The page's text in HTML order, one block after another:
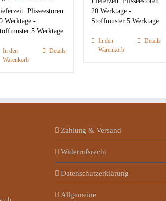
Plisseestoren
Werktage -
5 Werktage
In den
Warenkorb
Details
20 Werktage -
Stoffmuster 5 Werktage
In den
Warenkorb
Details
Zahlung & Versand
Widerrufsrecht
Datenschutzerklärung
Allgemeine